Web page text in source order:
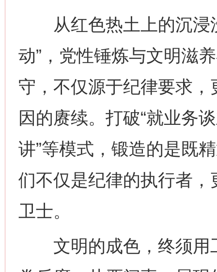
从红色热土上的沉浸
动”，党性锤炼与文明滋
守，不仅源于纪律要求
因的赓续。打破“就业务
讲”等模式，锻造的是既
们不仅是纪律的执行者
卫士。
文明的成色，终须用